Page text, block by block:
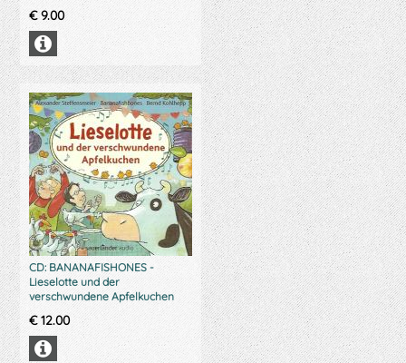
€9.00
CD: BANANAFISHONES -
Lieselotte und der
verschwundene Apfelkuchen
€12.00